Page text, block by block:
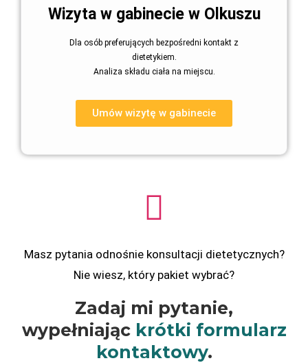
Wizyta w gabinecie w Olkuszu
Dla osób preferujących bezpośredni kontakt z
dietetykiem.
Analiza składu ciała na miejscu.
Umów wizytę w gabinecie
Masz pytania odnośnie konsultacji dietetycznych?
Nie wiesz, który pakiet wybrać?
Zadaj mi pytanie,
wypełniając krótki formularz
kontaktowy.